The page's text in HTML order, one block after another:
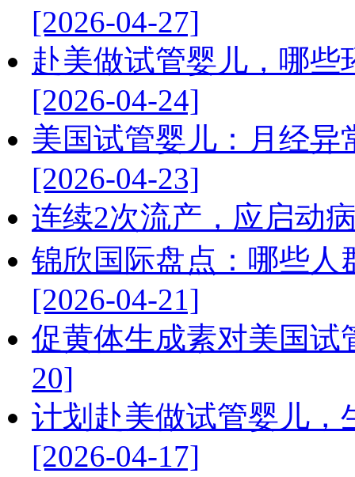
[2026-04-27]
赴美做试管婴儿，哪
[2026-04-24]
美国试管婴儿：月经
[2026-04-23]
连续2次流产，应启动
锦欣国际盘点：哪些人
[2026-04-21]
促黄体生成素对美国试
20]
计划赴美做试管婴儿，
[2026-04-17]